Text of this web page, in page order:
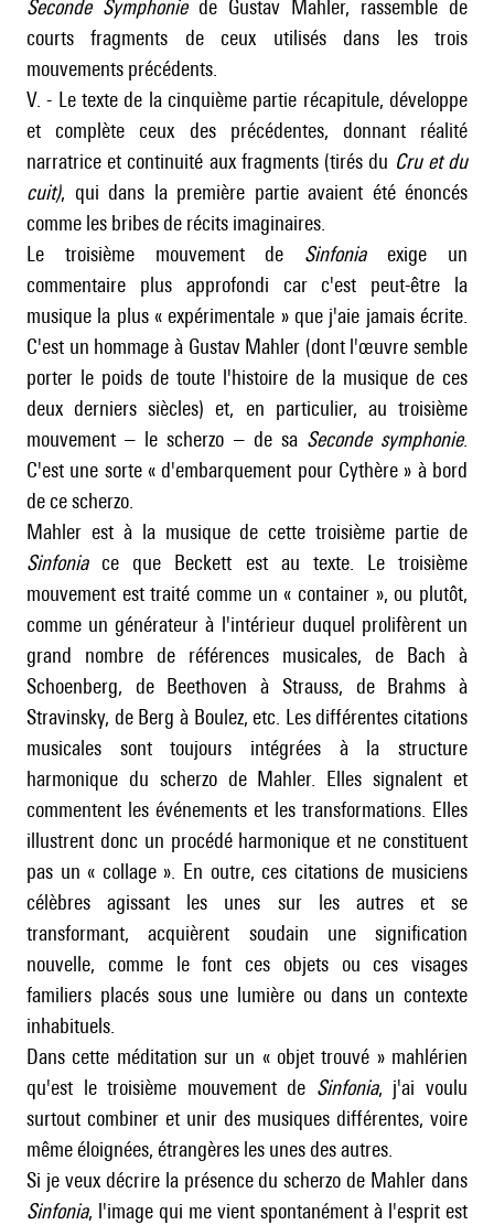
Seconde Symphoniede Gustav Mahler, rassemble de
courts fragments de ceux utilisés dans les trois
mouvements précédents.
V. - Le texte de la cinquième partie récapitule, développe
et complète ceux des précédentes, donnant réalité
narratrice et continuité aux fragments (tirés du Cru et du
cuit), qui dans la première partie avaient été énoncés
comme les bribes de récits imaginaires.
Le troisième mouvement de Sinfoniaexige un
commentaire plus approfondi car c'est peut-être la
musique la plus « expérimentale » que j'aie jamais écrite.
C'est un hommage à Gustav Mahler (dont l'œuvre semble
porter le poids de toute l'histoire de la musique de ces
deux derniers siècles) et, en particulier, au troisième
mouvement – le scherzo – de sa Secondesymphonie.
C'est une sorte « d'embarquement pour Cythère » à bord
de ce scherzo.
Mahler est à la musique de cette troisième partie de
Sinfoniace que Beckett est au texte. Le troisième
mouvement est traité comme un « container », ou plutôt,
comme un générateur à l'intérieur duquel prolifèrent un
grand nombre de références musicales, de Bach à
Schoenberg, de Beethoven à Strauss, de Brahms à
Stravinsky, de Berg à Boulez, etc. Les différentes citations
musicales sont toujours intégrées à la structure
harmonique du scherzo de Mahler. Elles signalent et
commentent les événements et les transformations. Elles
illustrent donc un procédé harmonique et ne constituent
pas un « collage ». En outre, ces citations de musiciens
célèbres agissant les unes sur les autres et se
transformant, acquièrent soudain une signification
nouvelle, comme le font ces objets ou ces visages
familiers placés sous une lumière ou dans un contexte
inhabituels.
Dans cette méditation sur un « objet trouvé » mahlérien
qu'est le troisième mouvement de Sinfonia, j'ai voulu
surtout combiner et unir des musiques différentes, voire
même éloignées, étrangères les unes des autres.
Si je veux décrire la présence du scherzo de Mahler dans
Sinfonia, l'image qui me vient spontanément à l'esprit est